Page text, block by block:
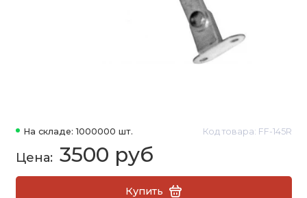
На складе: 1000000 шт. Код товара: FF-145R
3500 руб
Купить